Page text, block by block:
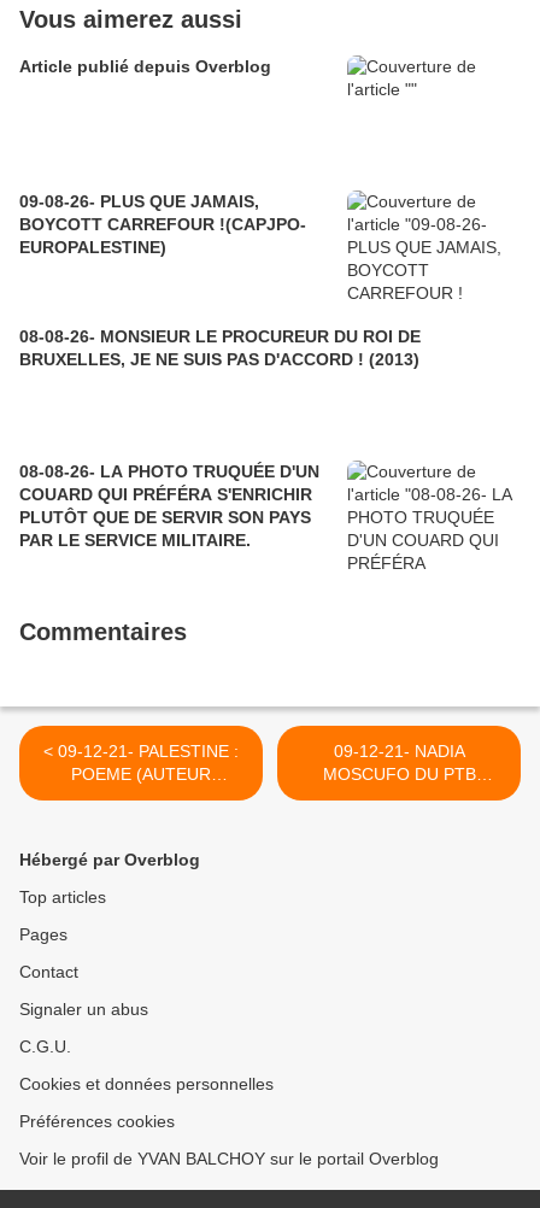
Vous aimerez aussi
Article publié depuis Overblog
09-08-26- PLUS QUE JAMAIS,
BOYCOTT CARREFOUR !(CAPJPO-
EUROPALESTINE)
08-08-26- MONSIEUR LE PROCUREUR DU ROI DE
BRUXELLES, JE NE SUIS PAS D'ACCORD ! (2013)
08-08-26- LA PHOTO TRUQUÉE D'UN
COUARD QUI PRÉFÉRA S'ENRICHIR
PLUTÔT QUE DE SERVIR SON PAYS
PAR LE SERVICE MILITAIRE.
Commentaires
< 09-12-21- PALESTINE :
POEME (AUTEUR
INDETERMINE)
09-12-21- NADIA
MOSCUFO DU PTB
REMET A SA PLACE LE
Hébergé par Overblog
Top articles
Pages
Contact
Signaler un abus
C.G.U.
Cookies et données personnelles
Préférences cookies
Voir le profil de YVAN BALCHOY sur le portail Overblog